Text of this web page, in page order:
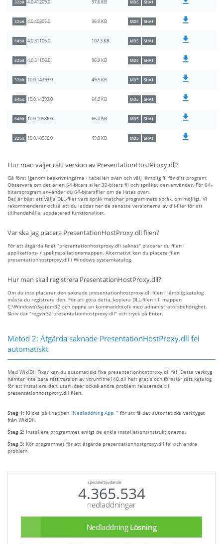
32bit 4.0.41209.0 97.6 KB MD5 SHA1
32bit 4.0.40305.0 96.9 KB MD5 SHA1
64bit 4.0.31106.0 107.3 KB MD5 SHA1
32bit 4.0.31106.0 96.9 KB MD5 SHA1
32bit 10.0.14393.0 49.5 KB MD5 SHA1
64bit 10.0.14393.0 64.0 KB MD5 SHA1
64bit 10.0.10586.0 66.0 KB MD5 SHA1
32bit 10.0.10586.0 49.0 KB MD5 SHA1
Hur man väljer rätt version av PresentationHostProxy.dll?
Gå först igenom beskrivningarna i tabellen ovan och välj lämplig fil för ditt program.
Observera om det är en 64-bitars eller 32-bitars fil och språket den använder. För 64-
bitarsprogram använder du 64-bitarsfiler om de listas ovan.
Det är bäst att välja DLL-filer vars språk matchar programmets språk, om möjligt. Vi
rekommenderar också att du laddar ner de senaste versionerna av dll-filer för att
tillhandahålla uppdaterad funktionalitet.
Var ska jag placera PresentationHostProxy.dll filen?
För att åtgärda felet "presentationhostproxy.dll saknas" placerar du filen i
applikations- / spelinstallationsmappen. Alternativt kan du placera filen
presentationhostproxy.dll i Windows systemkatalog.
Hur man skall registrera PresentationHostProxy.dll?
Om du inte placerar den saknade presentationhostproxy.dll filen i lämplig katalog
måste du registrera den. För att göra detta, kopiera DLL-filen till mappen
C:\Windows\System32 och öppna en kommandotolk med administratörsbehörighet.
Skriv där "regsvr32 presentationhostproxy.dll" och tryck på Enter.
Metod 2: Åtgärda saknade PresentationHostProxy.dll fel
automatiskt
Med WikiDll Fixer kan du automatiskt fixa presentationhostproxy.dll fel. Detta verktyg
hämtar inte bara rätt version av vcruntime140.dll helt gratis och föreslår rätt katalog
för att installera den, utan löser också andra problem relaterade till
presentationhostproxy.dll filen.
Steg 1: Klicka på knappen “Nedladdning App. ” för att få det automatiska verktyget
från WikiDll.
Steg 2: Installera programmet enligt de enkla installationsinstruktionerna.
Steg 3: Kör programmet för att åtgärda presentationhostproxy.dll fel och andra
problem.
specialerbjudande
4.365.534
nedladdningar
Nedladdning Lösning